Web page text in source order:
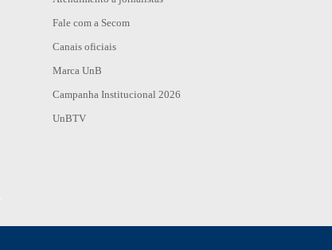
Fale com a Secom
Canais oficiais
Marca UnB
Campanha Institucional 2026
UnBTV